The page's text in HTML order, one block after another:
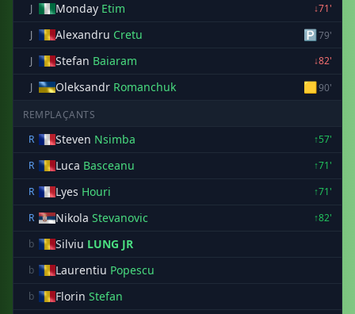
J
Monday Etim
↓71'
J
Alexandru Cretu 🅿79'
J
Stefan Baiaram
↓82'
J
Oleksandr Romanchuk 🟨90'
REMPLAÇANTS
R
Steven Nsimba
↑57'
R
Luca Basceanu
↑71'
R
Lyes Houri
↑71'
R
Nikola Stevanovic
↑82'
b
Silviu LUNG JR
b Laurentiu Popescu
b Florin Stefan